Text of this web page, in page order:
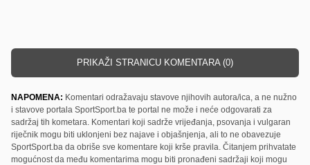
PRIKAŽI STRANICU KOMENTARA (0)
NAPOMENA: Komentari odražavaju stavove njihovih autora/ica, a ne nužno
i stavove portala SportSport.ba te portal ne može i neće odgovarati za
sadržaj tih kometara. Komentari koji sadrže vrijeđanja, psovanja i vulgaran
riječnik mogu biti uklonjeni bez najave i objašnjenja, ali to ne obavezuje
SportSport.ba da obriše sve komentare koji krše pravila. Čitanjem prihvatate
mogućnost da među komentarima mogu biti pronađeni sadržaji koji mogu